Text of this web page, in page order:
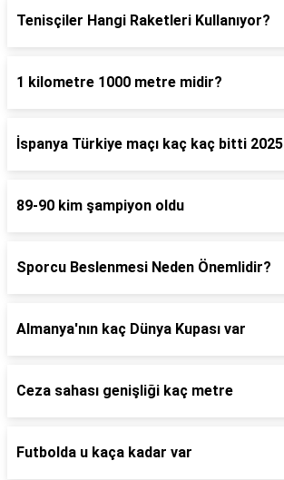
Tenisçiler Hangi Raketleri Kullanıyor?
1 kilometre 1000 metre midir?
İspanya Türkiye maçı kaç kaç bitti 2025
89-90 kim şampiyon oldu
Sporcu Beslenmesi Neden Önemlidir?
Almanya'nın kaç Dünya Kupası var
Ceza sahası genişliği kaç metre
Futbolda u kaça kadar var